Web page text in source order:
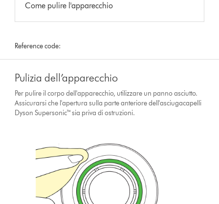
Come pulire l'apparecchio
Reference code:
Pulizia dell’apparecchio
Per pulire il corpo dell'apparecchio, utilizzare un panno asciutto.
Assicurarsi che l'apertura sulla parte anteriore dell'asciugacapelli
Dyson Supersonic™ sia priva di ostruzioni.